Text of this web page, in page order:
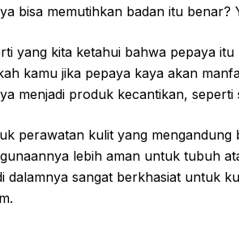
bisa memutihkan badan itu
yang kita ketahui bahwa pepaya
kamu jika pepaya kaya akan
menjadi produk kecantikan,
perawatan kulit yang mengandung
lebih aman untuk tubuh
dalamnya sangat berkhasiat untuk